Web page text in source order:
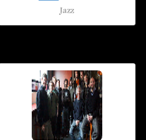
Jazz